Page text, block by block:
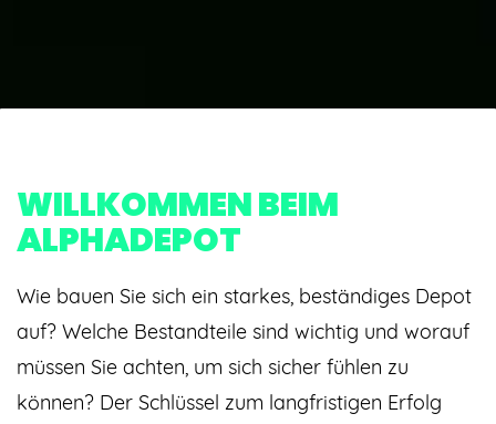
WILLKOMMEN BEIM
ALPHADEPOT
Wie bauen Sie sich ein starkes, beständiges Depot
auf? Welche Bestandteile sind wichtig und worauf
müssen Sie achten, um sich sicher fühlen zu
können? Der Schlüssel zum langfristigen Erfolg